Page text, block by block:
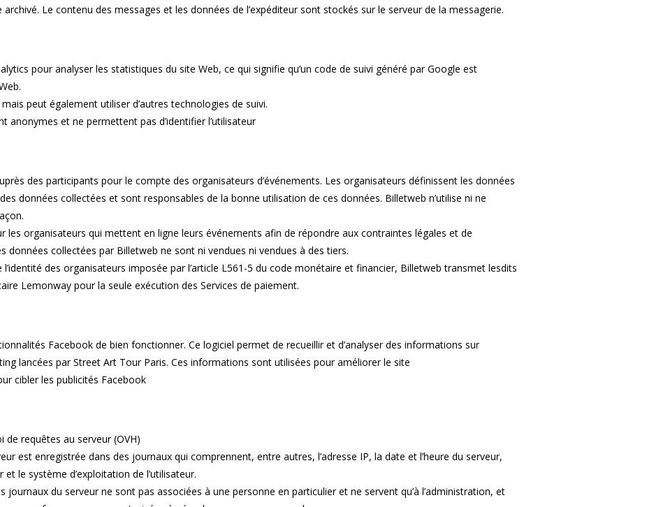
Le contenu des messages et les données de l’expéditeur sont stockés sur le serveur de la messagerie.
pour analyser les statistiques du site Web, ce qui signifie qu’un code de suivi généré par Google est
peut également utiliser d’autres technologies de suivi.
anonymes et ne permettent pas d’identifier l’utilisateur
des participants pour le compte des organisateurs d’événements. Les organisateurs définissent les données
données collectées et sont responsables de la bonne utilisation de ces données. Billetweb n’utilise ni ne
les organisateurs qui mettent en ligne leurs événements afin de répondre aux contraintes légales et de
collectées par Billetweb ne sont ni vendues ni vendues à des tiers.
des organisateurs imposée par l’article L561-5 du code monétaire et financier, Billetweb transmet lesdits
Lemonway pour la seule exécution des Services de paiement.
Facebook de bien fonctionner. Ce logiciel permet de recueillir et d’analyser des informations sur
lancées par Street Art Tour Paris. Ces informations sont utilisées pour améliorer le site
cibler les publicités Facebook
de requêtes au serveur (OVH)
est enregistrée dans des journaux qui comprennent, entre autres, l’adresse IP, la date et l’heure du serveur,
le système d’exploitation de l’utilisateur.
journaux du serveur ne sont pas associées à une personne en particulier et ne servent qu’à l’administration, et